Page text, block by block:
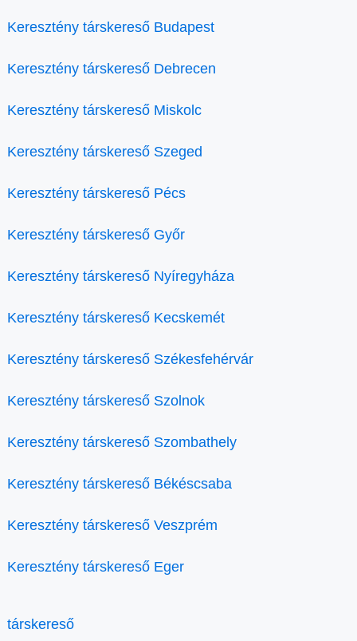
Keresztény társkereső Budapest
Keresztény társkereső Debrecen
Keresztény társkereső Miskolc
Keresztény társkereső Szeged
Keresztény társkereső Pécs
Keresztény társkereső Győr
Keresztény társkereső Nyíregyháza
Keresztény társkereső Kecskemét
Keresztény társkereső Székesfehérvár
Keresztény társkereső Szolnok
Keresztény társkereső Szombathely
Keresztény társkereső Békéscsaba
Keresztény társkereső Veszprém
Keresztény társkereső Eger
társkereső